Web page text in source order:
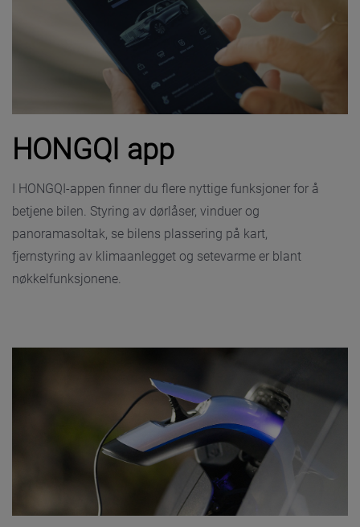
HONGQI app
I HONGQI-appen finner du flere nyttige funksjoner for å
betjene bilen. Styring av dørlåser, vinduer og
panoramasoltak, se bilens plassering på kart,
fjernstyring av klimaanlegget og setevarme er blant
nøkkelfunksjonene.